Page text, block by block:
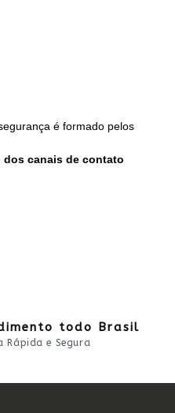
é formado pelos
dos canais de contato
todo Brasil
Rápida e Segura